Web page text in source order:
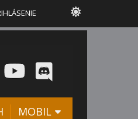
MOBIL